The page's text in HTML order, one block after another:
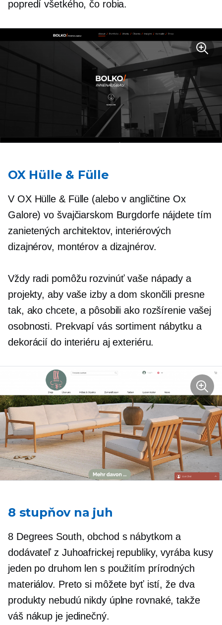
popredí všetkého, čo robia.
OX Hülle & Fülle
V OX Hülle & Fülle (alebo v angličtine Ox
Galore) vo švajčiarskom Burgdorfe nájdete tím
zanietených architektov, interiérových
dizajnérov, montérov a dizajnérov.
Vždy radi pomôžu rozvinúť vaše nápady a
projekty, aby vaše izby a dom skončili presne
tak, ako chcete, a pôsobili ako rozšírenie vašej
osobnosti. Prekvapí vás sortiment nábytku a
dekorácií do interiéru aj exteriéru.
8 stupňov na juh
8 Degrees South, obchod s nábytkom a
dodávateľ z Juhoafrickej republiky, vyrába kusy
jeden po druhom len s použitím prírodných
materiálov. Preto si môžete byť istí, že dva
produkty nebudú nikdy úplne rovnaké, takže
váš nákup je jedinečný.